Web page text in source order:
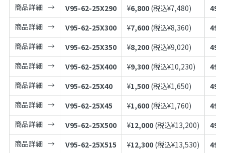
商品詳細
V95-62-25X290 ¥6,800 (税込¥7,480)
商品詳細
V95-62-25X300 ¥7,600 (税込¥8,360)
商品詳細
V95-62-25X350 ¥8,200 (税込¥9,020)
商品詳細
V95-62-25X400 ¥9,300 (税込¥10,230)
商品詳細
V95-62-25X40 ¥1,500 (税込¥1,650)
商品詳細
V95-62-25X45 ¥1,600 (税込¥1,760)
商品詳細
V95-62-25X500 ¥12,000 (税込¥13,200)
商品詳細
V95-62-25X515 ¥12,300 (税込¥13,530)